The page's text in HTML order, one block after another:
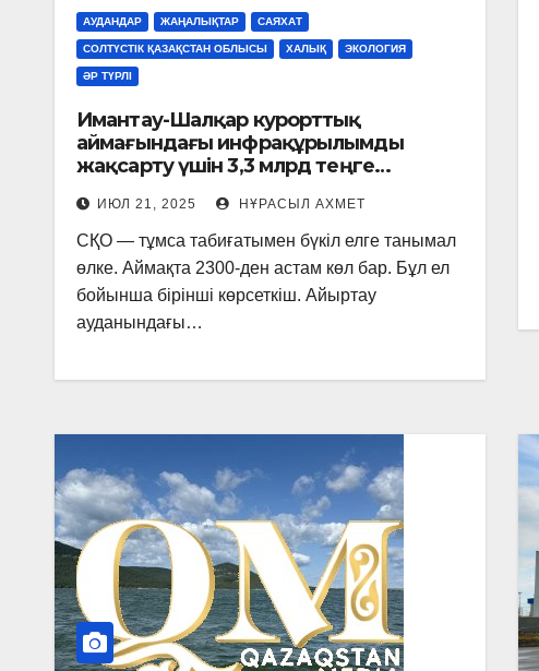
АУДАНДАР ЖАҢАЛЫҚТАР САЯХАТ
СОЛТҮСТІК ҚАЗАҚСТАН ОБЛЫСЫ ХАЛЫҚ ЭКОЛОГИЯ
ӘР ТҮРЛІ
Имантау-Шалқар курорттық
аймағындағы инфрақұрылымды
жақсарту үшін 3,3 млрд теңге
ИЮЛ 21, 2025 НҰРАСЫЛ АХМЕТ
СҚО — тұмса табиғатымен бүкіл елге танымал
өлке. Аймақта 2300-ден астам көл бар. Бұл ел
бойынша бірінші көрсеткіш. Айыртау
ауданындағы…